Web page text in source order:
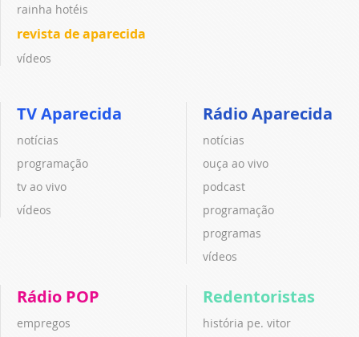
rainha hotéis
revista de aparecida
vídeos
TV Aparecida
notícias
programação
tv ao vivo
vídeos
Rádio Aparecida
notícias
ouça ao vivo
podcast
programação
programas
vídeos
Rádio POP
empregos
Redentoristas
história pe. vitor